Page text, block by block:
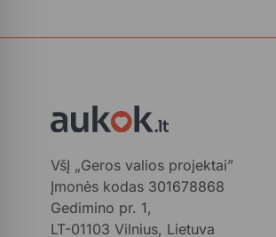
VšĮ „Geros valios projektai”
Įmonės kodas 301678868
Gedimino pr. 1,
LT-01103 Vilnius, Lietuva